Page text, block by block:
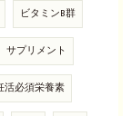
ビタミンB群
サプリメント
活必須栄養素